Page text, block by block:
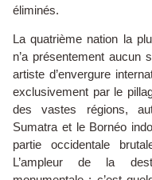
éliminés.
La quatrième nation la
n’a présentement aucun
artiste d’envergure
exclusivement par le
des vastes régions,
Sumatra et le Bornéo
partie occidentale
L’ampleur de la